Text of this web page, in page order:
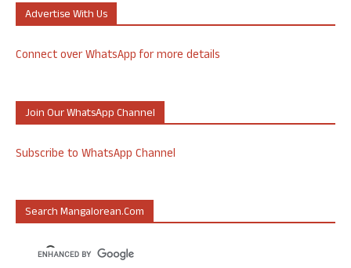
Advertise With Us
Connect over WhatsApp for more details
Join Our WhatsApp Channel
Subscribe to WhatsApp Channel
Search Mangalorean.com